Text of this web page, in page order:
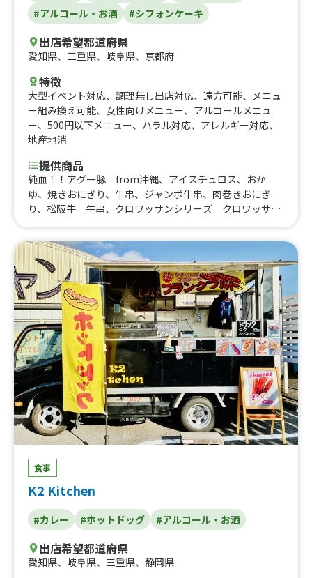
#アルコール・お酒
#シフォンケーキ
出店希望都道府県
愛知県、 三重県、 岐阜県、 京都府
特徴
大型イベント対応、 調理無し出店対応、 遠方可能、 メニュ
ー組み換え可能、 女性向けメニュー、 アルコールメニュ
ー、 500円以下メニュー、 ハラル対応、 アレルギー対応、
地産地消
提供商品
純血！！アグー豚 from沖縄、アイスチュロス、おか
ゆ、焼きおにぎり、牛串、ジャンボ牛串、肉巻きおにぎ
り、松阪牛 牛串、クロワッサンシリーズ クロワッサン
キ、アメリカンサンド ホットドック、アメリカンサン
ド ベーコンチーズ、アメリカンサンド ハムチーズ、焼
きそば、ロングポテト、沖縄ブルーシールアイスクリー
ム カップ、唐揚げ(約4-6個＝重さにより)、冷たいいちご
飴、Lサイズハンバーガー 100%Beerパティ使用、Lサイ
ズテリヤキハンバーガー 100%Beerパティ使用、Lサイ
ズチーズハンバーガー 100%Beerパティ使用、Lサイズ
テリヤキチーズハンバーガー 100%Beerパティ使用、フラ
イドポテト、おしるこ、ハンバーガー、チーズハンバーガ
ー、テリヤキハンバーガー、カレーライス、ハンドメイド
オリジナルクッキー～恐竜～、ハンドメイドオリジナルク
ッキー～クリスマス～、ハンドメイドオリジナルクッキー
～ハロウイン～、ハンドメイドクッキー、冷たいりんご
飴、冷たいぶとう飴、ふわふわかき氷、スコーン、スコー
ンセット、熊本名物！！いきなり団子、熊本名物！！黒糖
焼き芋饅頭、熊本名物和菓子セット、ホイップクリーム入
ショコラシフォンケーキ、ホイップクリーム入紅茶シフォ
ンケーキ、ビール、ソフトドリンク、パン屋さんの日替わ
パインミー、サンドイッチ、クロワッサン、クロワッサン
ドッグ、クロワッサンサンド、冷凍みかん、フォー、小籠
包、キッシュ、イングリッシュマフィン、チヂミ、ブリト
―、タコス、チリチーズドッグ、チリドッグ、ナチョス、
食事
K2 Kitchen
#カレー #ホットドッグ #アルコール・お酒
出店希望都道府県
愛知県、 岐阜県、 三重県、 静岡県